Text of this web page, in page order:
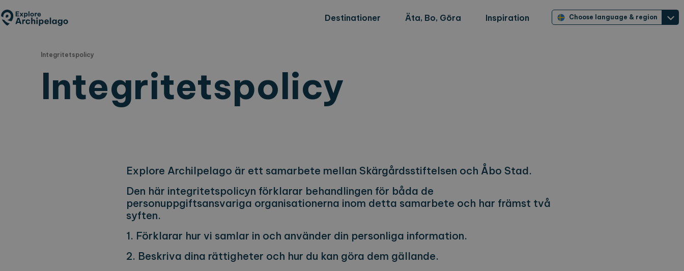
till
Destinationer Äta, Bo, Göra Inspiration Choose language & region
Integritetspolicy
Integritetspolicy
Explore Archilpelago är ett samarbete mellan Skärgårdsstiftelsen och Åbo Stad.
Den här integritetspolicyn förklarar behandlingen för båda de
personuppgiftsansvariga organisationerna inom detta samarbete och har främst två
syften.
1. Förklarar hur vi samlar in och använder din personliga information.
2. Beskriva dina rättigheter och hur du kan göra dem gällande.